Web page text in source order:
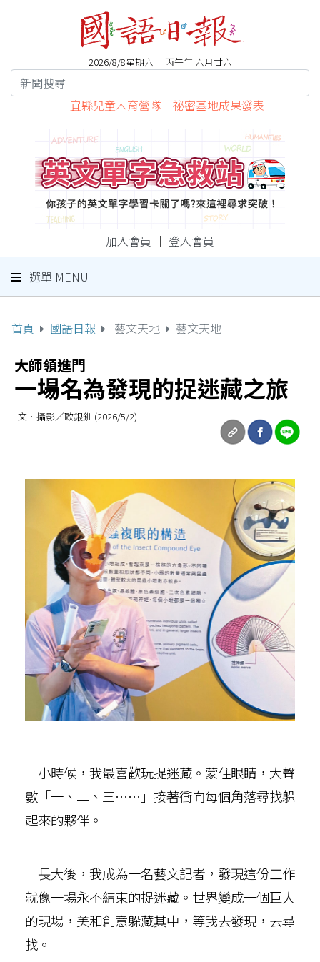
2026/8/8星期六 丙午年 六月廿六
宜縣兒童木育營隊 祕密基地成果發表
加入會員 ｜ 登入會員
選單 MENU
首頁 國語日報 藝文天地 藝文天地
大師領進門
一場名為發現的捉迷藏之旅
文．攝影／歐銀釧 (2026/5/2)
小時候，我最喜歡玩捉迷藏。蒙住眼睛，大聲
數「一、二、三……」接著衝向每個角落尋找躲
起來的夥伴。
長大後，我成為一名藝文記者，發現這份工作
就像一場永不結束的捉迷藏。世界變成一個巨大
的現場，美和創意躲藏其中，等我去發現，去尋
找。